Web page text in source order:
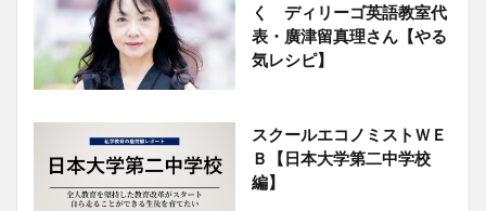
く ディリーゴ英語教室代
表・廣津留真理さん【やる
気レシピ】
スクールエコノミストＷＥ
Ｂ【日本大学第二中学校
編】